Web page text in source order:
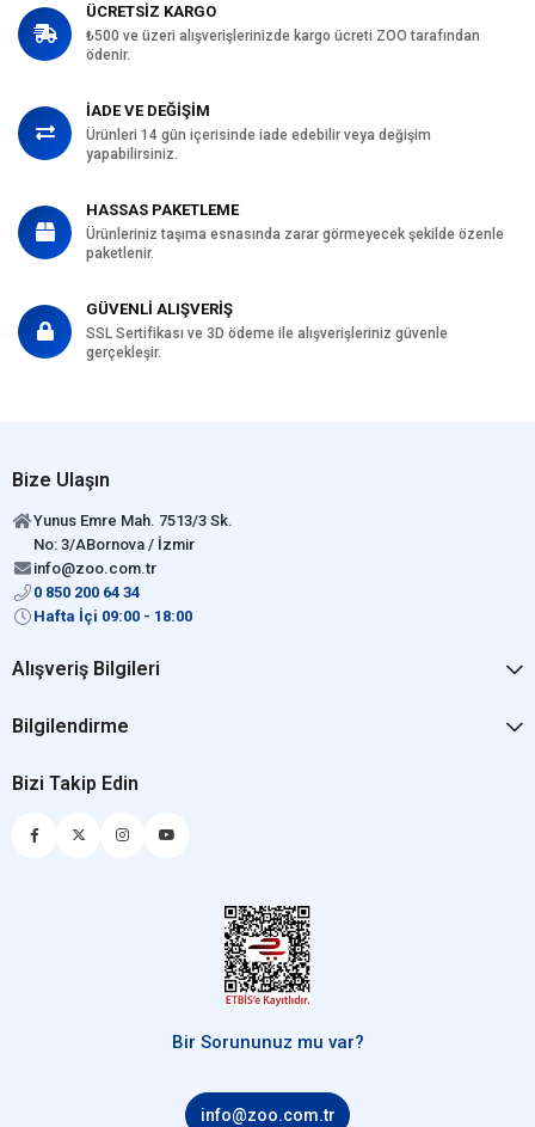
ÜCRETSİZ KARGO
₺500 ve üzeri alışverişlerinizde kargo ücreti ZOO tarafından
ödenir.
İADE VE DEĞİŞİM
Ürünleri 14 gün içerisinde iade edebilir veya değişim
yapabilirsiniz.
HASSAS PAKETLEME
Ürünleriniz taşıma esnasında zarar görmeyecek şekilde özenle
paketlenir.
GÜVENLİ ALIŞVERİŞ
SSL Sertifikası ve 3D ödeme ile alışverişleriniz güvenle
gerçekleşir.
Bize Ulaşın
Yunus Emre Mah. 7513/3 Sk.
No: 3/ABornova / İzmir
info@zoo.com.tr
0 850 200 64 34
Hafta İçi 09:00 - 18:00
Alışveriş Bilgileri
Bilgilendirme
Bizi Takip Edin
Bir Sorununuz mu var?
info@zoo.com.tr